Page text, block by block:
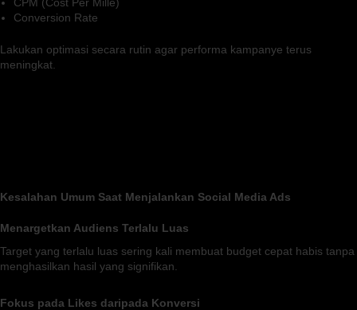
Conversion Rate
Lakukan optimasi secara rutin agar performa kampanye terus
meningkat.
Kesalahan Umum Saat Menjalankan Social Media Ads
Menargetkan Audiens Terlalu Luas
Target yang terlalu luas sering kali membuat budget cepat habis tanpa
menghasilkan hasil yang signifikan.
Fokus pada Likes daripada Konversi